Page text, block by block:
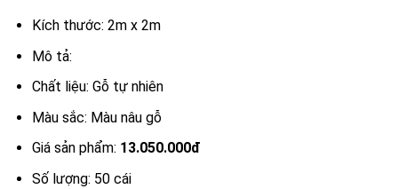
Kích thước: 2m x 2m
Mô tả:
Chất liệu: Gỗ tự nhiên
Màu sắc: Màu nâu gỗ
Giá sản phẩm: 13.050.000đ
Số lượng: 50 cái